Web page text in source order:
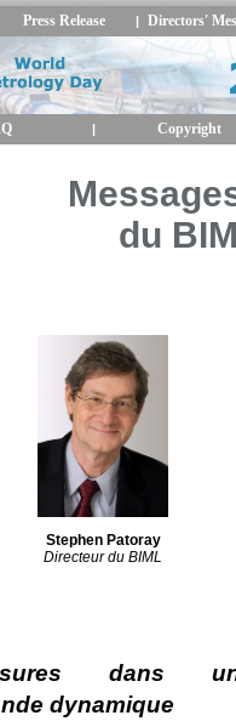
Press Release | Directors'
| Copyright
du
Stephen Patoray
Directeur du BIML
dans
dynamique